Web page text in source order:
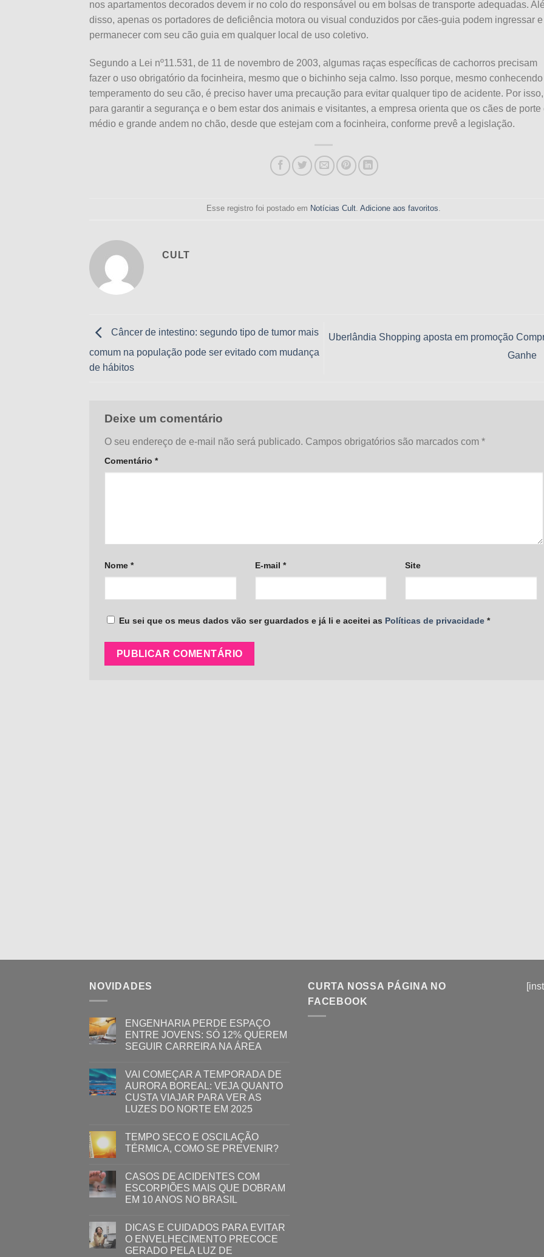
nos apartamentos decorados devem ir no colo do responsável ou em bolsas de transporte adequadas.
disso, apenas os portadores de deficiência motora ou visual conduzidos por cães-guia podem ingressar e
permanecer com seu cão guia em qualquer local de uso coletivo.
Segundo a Lei nº11.531, de 11 de novembro de 2003, algumas raças específicas de cachorros precisam
fazer o uso obrigatório da focinheira, mesmo que o bichinho seja calmo. Isso porque, mesmo
temperamento do seu cão, é preciso haver uma precaução para evitar qualquer tipo de acidente. Por isso,
para garantir a segurança e o bem estar dos animais e visitantes, a empresa orienta que os cães de porte
médio e grande andem no chão, desde que estejam com a focinheira, conforme prevê a legislação.
Esse registro foi postado em Notícias Cult.Adicione aos favoritos.
CULT
Câncer de intestino: segundo tipo de tumor mais
comum na população pode ser evitado com mudança
de hábitos
Uberlândia Shopping aposta em promoção
Ganhe
Deixe um comentário
O seu endereço de e-mail não será publicado. Campos obrigatórios são marcados com *
Comentário *
Nome * E-mail * Site
Eu sei que os meus dados vão ser guardados e já li e aceitei as Políticas de privacidade *
NOVIDADES
ENGENHARIA PERDE ESPAÇO
ENTRE JOVENS: SÓ 12% QUEREM
SEGUIR CARREIRA NA ÁREA
VAI COMEÇAR A TEMPORADA DE
AURORA BOREAL: VEJA QUANTO
CUSTA VIAJAR PARA VER AS
LUZES DO NORTE EM 2025
TEMPO SECO E OSCILAÇÃO
TÉRMICA, COMO SE PREVENIR?
CASOS DE ACIDENTES COM
ESCORPIÕES MAIS QUE DOBRAM
EM 10 ANOS NO BRASIL
DICAS E CUIDADOS PARA EVITAR
O ENVELHECIMENTO PRECOCE
GERADO PELA LUZ ​DE
CURTA NOSSA PÁGINA NO
FACEBOOK